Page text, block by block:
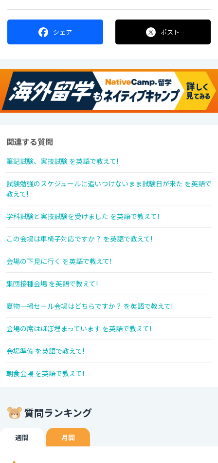
シェア ポスト
関連する質問
筆記試験、実技試験 を英語で教えて!
試験勉強のスケジュールに追いつけないまま試験日が来た を英語で
教えて!
学科試験と実技試験を受けました を英語で教えて!
この会場は車椅子対応ですか？ を英語で教えて!
会場の下見に行く を英語で教えて!
集団接種会場 を英語で教えて!
夏物一掃セール会場はどちらですか？ を英語で教えて!
会場の席はほぼ埋まっています を英語で教えて!
会場準備 を英語で教えて!
朝食会場 を英語で教えて!
質問ランキング
週間 月間